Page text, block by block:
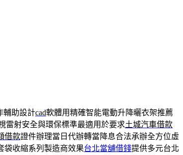
輔助設計cad軟體用精確智能電動升降曬衣架推薦
雷射安全與環保標準最適用於要求土城汽車借款
借款證件辦理當日代辦轉當降息合法承辦全方位虛
袋收縮系列製造商效果台北當舖借錢提供多元台北